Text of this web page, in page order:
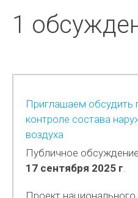
1
Приглашаем обсудить
контроле состава
воздуха
Публичное
17 сентября 2025 г.
Проект